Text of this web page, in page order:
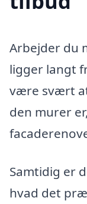
Arbejder du
ligger langt
være svært
den murer
Samtidig er
hvad det